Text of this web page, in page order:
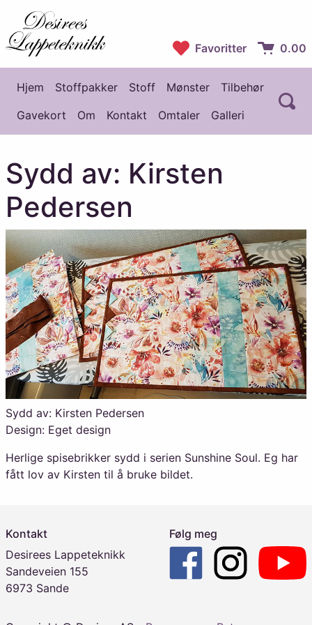
Desirees Lappeteknikk
Favoritter 0.00
Hovedmeny
Hjem Stoffpakker Stoff Mønster
Tilbehør
Gavekort
Om Kontakt Omtaler Galleri
Sydd av: Kirsten
Pedersen
Sydd av: Kirsten Pedersen
Design: Eget design
Herlige spisebrikker sydd i serien Sunshine Soul. Eg har
fått lov av Kirsten til å bruke bildet.
Kontakt
Desirees Lappeteknikk
Sandeveien 155
6973 Sande
Følg meg